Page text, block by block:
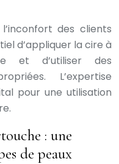
des clients
d’appliquer la cire à
et d’utiliser des
L’expertise
pour une utilisation
: une
de peaux